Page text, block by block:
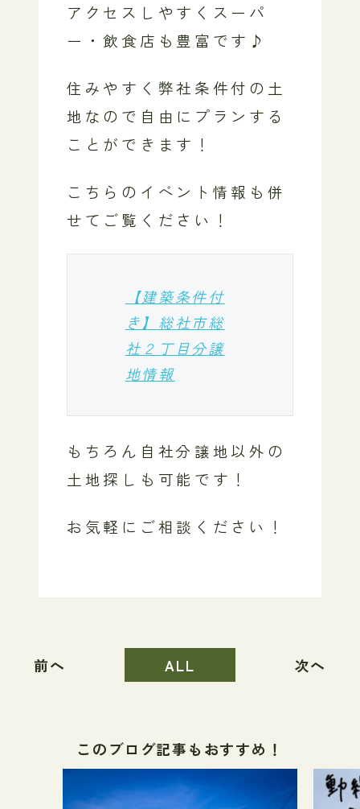
アクセスしやすくスーパ
ー・飲食店も豊富です♪
住みやすく弊社条件付の土
地なので自由にプランする
ことができます！
こちらのイベント情報も併
せてご覧ください！
【建築条件付
き】総社市総
社２丁目分譲
地情報
もちろん自社分譲地以外の
土地探しも可能です！
お気軽にご相談ください！
前へ ALL 次へ
このブログ記事もおすすめ！